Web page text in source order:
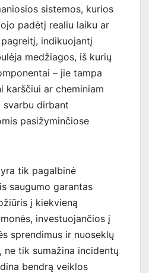
sistemos, kurios
padėtį realiu laiku ar
indikuojantį
medžiagos, iš kurių
– jie tampa
karščiui ar cheminiam
dirbant
pasižyminčiose
tik pagalbinė
saugumo garantas
į kiekvieną
investuojančios į
sprendimus ir nuoseklų
tik sumažina incidentų
bendrą veiklos